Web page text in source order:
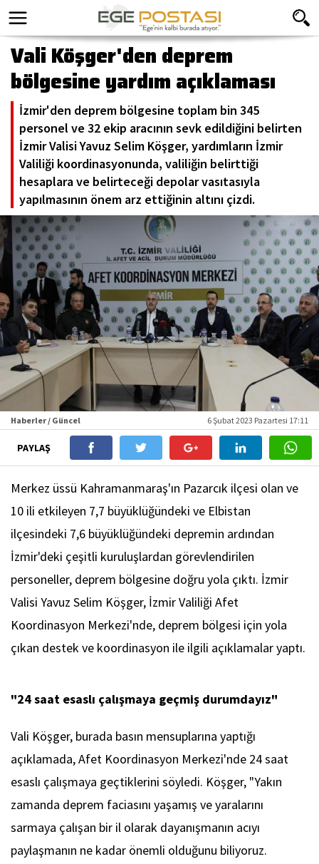
Vali Köşger'den deprem
bölgesine yardım açıklaması
İzmir'den deprem bölgesine toplam bin 345
personel ve 32 ekip aracının sevk edildiğini belirten
İzmir Valisi Yavuz Selim Köşger, yardımların İzmir
Valiliği koordinasyonunda, valiliğin belirttiği
hesaplara ve belirteceği depolar vasıtasıyla
yapılmasının önem arz ettiğinin altını çizdi.
Haberler / Güncel 6 Şubat 2023 Pazartesi 17:11
PAYLAŞ
Merkez üssü Kahramanmaraş'ın Pazarcık ilçesi olan ve
10 ili etkileyen 7,7 büyüklüğündeki ve Elbistan
ilçesindeki 7,6 büyüklüğündeki depremin ardından
İzmir'deki çeşitli kuruluşlardan görevlendirilen
personeller, deprem bölgesine doğru yola çıktı. İzmir
Valisi Yavuz Selim Köşger, İzmir Valiliği Afet
Koordinasyon Merkezi'nde, deprem bölgesi için yola
çıkan destek ve koordinasyon ile ilgili açıklamalar yaptı.
"24 saat esaslı çalışmaya geçmiş durumdayız"
Vali Köşger, burada basın mensuplarına yaptığı
açıklamada, Afet Koordinasyon Merkezi'nde 24 saat
esaslı çalışmaya geçtiklerini söyledi. Köşger, "Yakın
zamanda deprem faciasını yaşamış ve yaralarını
sarmaya çalışan bir il olarak dayanışmanın acıyı
paylaşmanın ne kadar önemli olduğunu biliyoruz.